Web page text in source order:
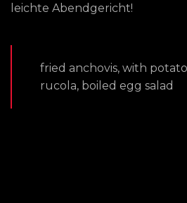
leichte Abendgericht!
fried anchovis, with
rucola, boiled egg salad